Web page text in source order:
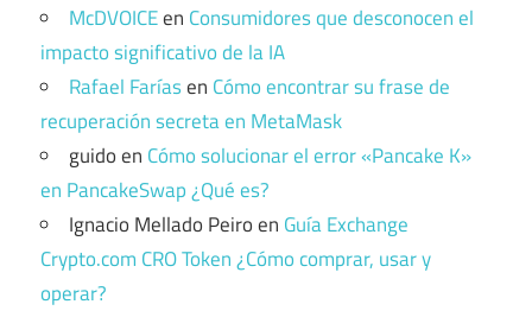
McDVOICEen Consumidores que desconocen el
impacto significativo de la IA
Rafael Faríasen Cómo encontrar su frase de
recuperación secreta en MetaMask
guidoen Cómo solucionar el error «Pancake K»
en PancakeSwap ¿Qué es?
Ignacio Mellado Peiroen Guía Exchange
Crypto.com CRO Token ¿Cómo comprar, usar y
operar?